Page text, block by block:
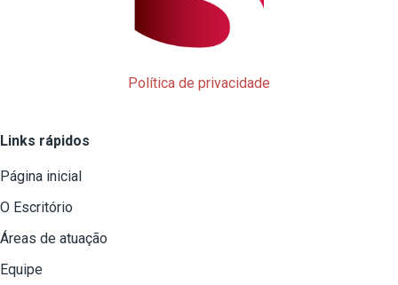
Política de privacidade
Links rápidos
Página inicial
O Escritório
Áreas de atuação
Equipe